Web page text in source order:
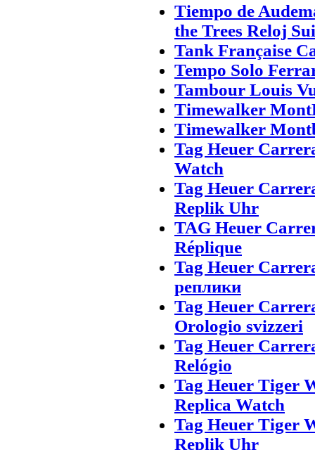
Tiempo de
the Trees Reloj
Tank Française
Tempo Solo
Tambour Louis
Timewalker
Timewalker
Tag Heuer
Watch
Tag Heuer
Replik Uhr
TAG Heuer
Réplique
Tag Heuer
реплики
Tag Heuer
Orologio svizzeri
Tag Heuer
Relógio
Tag Heuer Tiger
Replica Watch
Tag Heuer Tiger
Replik Uhr